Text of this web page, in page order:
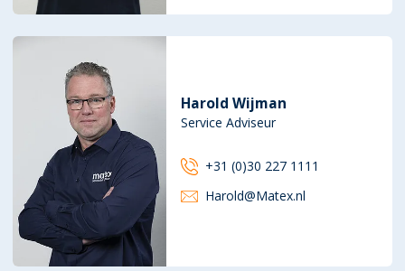
Harold Wijman
Service Adviseur
+31 (0)30 227 1111
Harold@Matex.nl